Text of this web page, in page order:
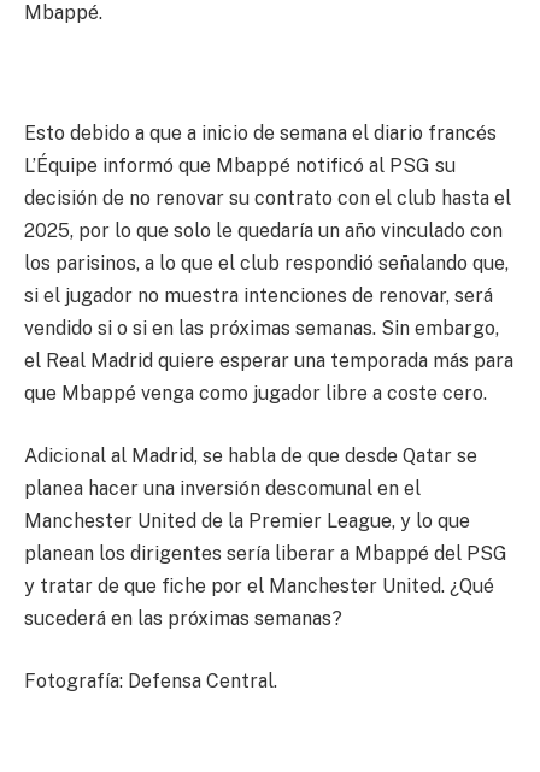
Mbappé.
Esto debido a que a inicio de semana el diario francés
L’Équipe informó que Mbappé notificó al PSG su
decisión de no renovar su contrato con el club hasta el
2025, por lo que solo le quedaría un año vinculado con
los parisinos, a lo que el club respondió señalando que,
si el jugador no muestra intenciones de renovar, será
vendido si o si en las próximas semanas. Sin embargo,
el Real Madrid quiere esperar una temporada más para
que Mbappé venga como jugador libre a coste cero.
Adicional al Madrid, se habla de que desde Qatar se
planea hacer una inversión descomunal en el
Manchester United de la Premier League, y lo que
planean los dirigentes sería liberar a Mbappé del PSG
y tratar de que fiche por el Manchester United. ¿Qué
sucederá en las próximas semanas?
Fotografía: Defensa Central.